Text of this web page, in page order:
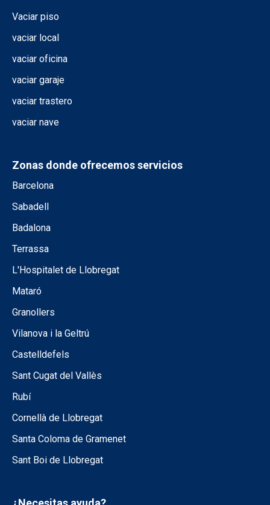
Vaciar piso
vaciar local
vaciar oficina
vaciar garaje
vaciar trastero
vaciar nave
Zonas donde ofrecemos servicios
Barcelona
Sabadell
Badalona
Terrassa
L'Hospitalet de Llobregat
Mataró
Granollers
Vilanova i la Geltrú
Castelldefels
Sant Cugat del Vallès
Rubí
Cornellà de Llobregat
Santa Coloma de Gramenet
Sant Boi de Llobregat